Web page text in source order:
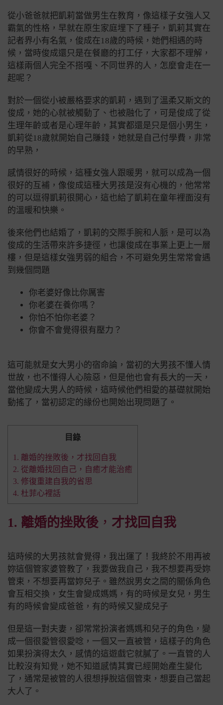
從小爸爸就把凱莉當做男生在教育，像這樣子女強人又
霸氣的性格，早就在原生家庭埋下了種子， 凱莉其實在
記者界小有名氣，俊成在18歲的時候，她們相遇的時
候，當時俊成還只是在餐廳的打工仔，大家都不理解，
這樣兩個人完全不搭嘎、不同世界的人，怎麼會走在一
起呢？
對於一個從小被嚴格要求的凱莉，遇到了溫柔又斯文的
俊成，她的心就被觸動了、也被融化了， 可是俊成了從
生理年齡或者是心理年齡，其實都還是只是個小男生，
凱莉從18歲就開始自己賺錢，她就是自己付學費，非常
的早熟，
感情很好的時候，這種女強人跟暖男，就可以成為一個
很好的互補， 像俊成這種大男孩是沒有心機的，他常常
的可以逗得凱莉很開心，這也給了凱莉在童年裡面沒有
的溫暖和快樂。
後來他們也結婚了， 凱莉的交際手腕和人脈，是可以為
俊成的生活帶來許多捷徑，也讓俊成在事業上更上一層
樓， 但是這樣女強男弱的組合，不可避免男生常常會遇
到幾個問題
你老婆好像比你厲害
你老婆在養你嗎？
你怕不怕你老婆？
你會不會覺得很有壓力？
這可能就是女大男小的宿命論， 當初的大男孩不懂人情
世故，也不懂得人心險惡，但是他也會有長大的一天，
當他變成大男人的時候，這時候他們相愛的基礎就開始
動搖了，當初認定的緣份也開始出現問題了。
目錄
1. 離婚的挫敗後，才找回自我
2. 從離婚找回自己，自癒才能治癒
3. 修復重建自我的省思
4. 杜菲心裡話
1. 離婚的挫敗後 ， 才找回自我
這時候的大男孩就會覺得，我出運了！我終於不用再被
妳這個管家婆管教了，我要做我自己，我不想要再受妳
管束，不想要再當妳兒子。 雖然說男女之間的關係角色
會互相交換，女生會變成媽媽，有的時候是女兒，男生
有的時候會變成爸爸，有的時候又變成兒子
但是這一對夫妻，卻常常扮演者媽媽和兒子的角色，變
成一個很愛管很愛唸，一個又一直被管， 這樣子的角色
如果扮演得太久，感情的這遊戲它就膩了。 一直管的人
比較沒有知覺，她不知道感情其實已經開始產生變化
了，通常是被管的人很想掙脫這個管束，想要自己當起
大人了。